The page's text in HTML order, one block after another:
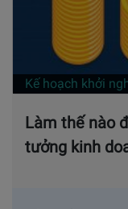
Kế hoạch khởi
Làm thế nào
tưởng kinh